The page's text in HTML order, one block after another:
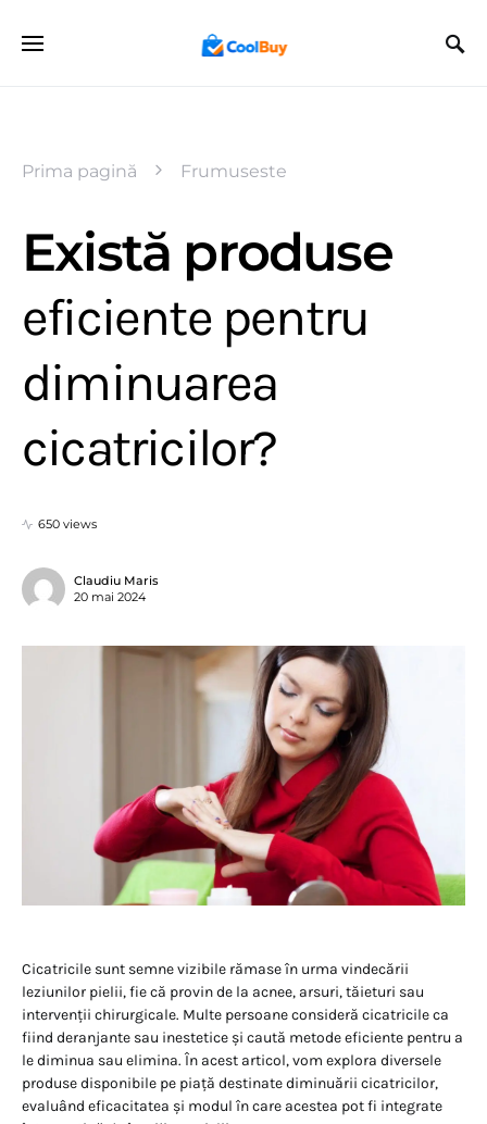
Prima pagină Frumuseste
Există produse
eficiente pentru
diminuarea
cicatricilor?
650 views
Claudiu Maris
20 mai 2024
Cicatricile sunt semne vizibile rămase în urma vindecării
leziunilor pielii, fie că provin de la acnee, arsuri, tăieturi sau
intervenții chirurgicale. Multe persoane consideră cicatricile ca
fiind deranjante sau inestetice și caută metode eficiente pentru a
le diminua sau elimina. În acest articol, vom explora diversele
produse disponibile pe piață destinate diminuării cicatricilor,
evaluând eficacitatea și modul în care acestea pot fi integrate